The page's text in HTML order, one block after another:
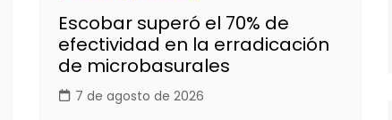
Escobar superó el 70% de
efectividad en la erradicación
de microbasurales
7 de agosto de 2026